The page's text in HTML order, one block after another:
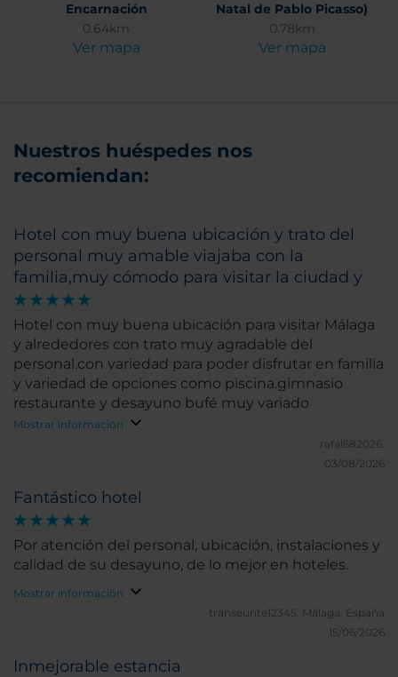
Encarnación
0.64km
Ver mapa
Natal de Pablo Picasso)
0.78km
Ver mapa
Nuestros huéspedes nos
recomiendan:
Hotel con muy buena ubicación y trato del
personal muy amable viajaba con la
familia,muy cómodo para visitar la ciudad y
Hotel con muy buena ubicación para visitar Málaga
y alrededores con trato muy agradable del
personal.con variedad para poder disfrutar en familia
y variedad de opciones como piscina.gimnasio
restaurante y desayuno bufé muy variado
Mostrar información
rafal682026.
03/08/2026
Fantástico hotel
Por atención del personal, ubicación, instalaciones y
calidad de su desayuno, de lo mejor en hoteles.
Mostrar información
transeunte12345. Málaga, España
15/06/2026
Inmejorable estancia